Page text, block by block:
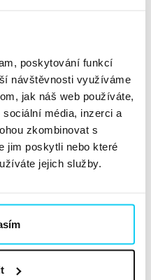
poskytování funkcí
návštěvnosti využíváme
jak náš web používáte,
média, inzerci a
zkombinovat s
jim poskytli nebo které
jejich služby.
respektive jejich
SEO podcastu stalo
odpovědí
Velikonoce i oblíbené
rychle točí a